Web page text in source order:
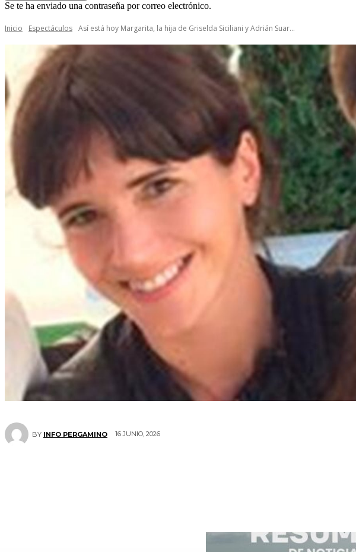
Se te ha enviado una contraseña por correo electrónico.
Inicio Espectáculos Así está hoy Margarita, la hija de Griselda Siciliani y Adrián Suar...
BY INFO PERGAMINO 16 JUNIO, 2026